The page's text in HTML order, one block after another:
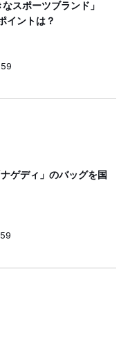
なスポーツブランド」
イントは？
ゲディ」のバッグを国